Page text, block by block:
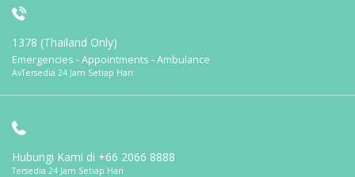
1378 (Thailand Only)
Emergencies - Appointments - Ambulance
AvTersedia 24 Jam Setiap Hari
Hubungi Kami di +66 2066 8888
Tersedia 24 Jam Setiap Hari